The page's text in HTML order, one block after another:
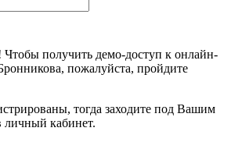
получить демо-доступ к онлайн-
пожалуйста, пройдите
тогда заходите под Вашим
личный кабинет.